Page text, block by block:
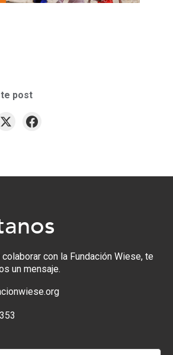
post
con la Fundación Wiese, te
un mensaje.